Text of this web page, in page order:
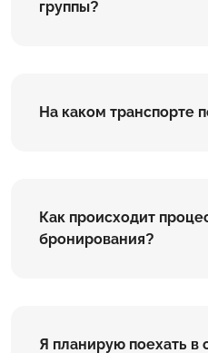
группы?
На каком транспорте
Как происходит
бронирования?
Я планирую поехать в